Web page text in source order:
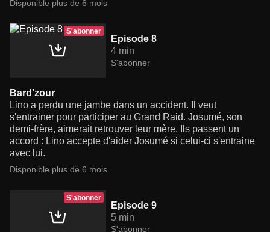
Disponible plus de 6 mois
S'abonner
Episode 8
4 min
S'abonner
Bard'zour
Lino a perdu une jambe dans un accident. Il veut
s'entrainer pour participer au Grand Raid. Josumé, son
demi-frère, aimerait retrouver leur mère. Ils passent un
accord : Lino accepte d'aider Josumé si celui-ci s'entraine
avec lui.
Disponible plus de 6 mois
S'abonner
Episode 9
5 min
S'abonner